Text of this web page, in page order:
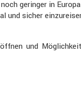
geringer in
sicher
und